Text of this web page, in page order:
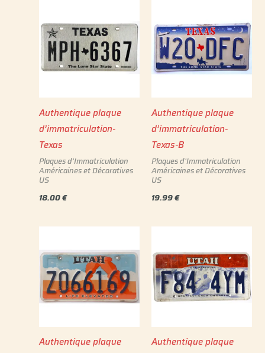
Authentique plaque
d’immatriculation-
Texas
Plaques d'Immatriculation
Américaines et Décoratives
US
18.00€
Authentique plaque
d’immatriculation-
Texas-B
Plaques d'Immatriculation
Américaines et Décoratives
US
19.99€
Authentique plaque
Authentique plaque